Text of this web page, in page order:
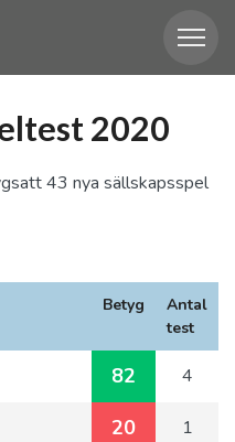
2020
43 nya sällskapsspel
Betyg
Antal
test
82 4
20 1